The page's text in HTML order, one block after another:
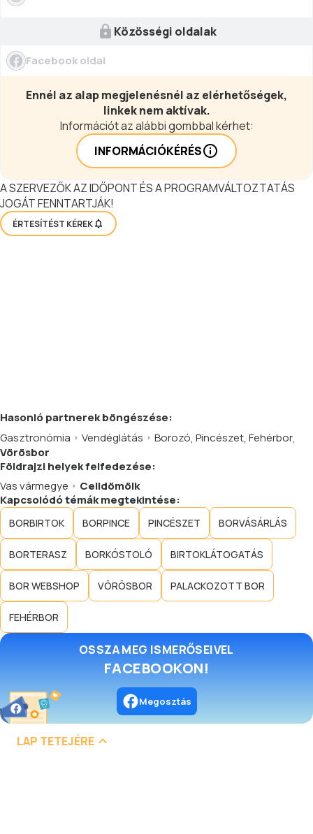
Közösségi oldalak
Facebook oldal
Ennél az alap megjelenésnél az elérhetőségek,
linkek nem aktívak.
Információt az alábbi gombbal kérhet:
INFORMÁCIÓKÉRÉS
A SZERVEZŐK AZ IDŐPONT ÉS A PROGRAMVÁLTOZTATÁS
JOGÁT FENNTARTJÁK!
ÉRTESÍTÉST KÉREK
Hasonló partnerekböngészése:
Gasztronómia
Vendéglátás Borozó, Pincészet, Fehérbor,
Vörösbor
Földrajzi helyek felfedezése:
Vas vármegye
Celldömölk
Kapcsolódó témák megtekintése:
BORBIRTOK BORPINCE PINCÉSZET BORVÁSÁRLÁS
BORTERASZ BORKÓSTOLÓ BIRTOKLÁTOGATÁS
BOR WEBSHOP VÖRÖSBOR PALACKOZOTT BOR
FEHÉRBOR
OSSZA MEG ISMERŐSEIVEL
FACEBOOKON!
Megosztás
LAP TETEJÉRE